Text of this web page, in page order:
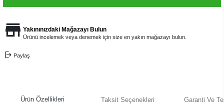
Yakınınızdaki Mağazayı Bulun
Ürünü incelemek veya denemek için size en yakın mağazayı bulun.
Paylaş
Ürün Özellikleri Taksit Seçenekleri Garanti Ve